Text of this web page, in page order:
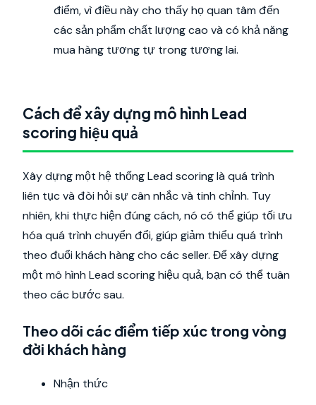
điểm, vì điều này cho thấy họ quan tâm đến
các sản phẩm chất lượng cao và có khả năng
mua hàng tương tự trong tương lai.
Cách để xây dựng mô hình Lead
scoring hiệu quả
Xây dựng một hệ thống Lead scoring là quá trình
liên tục và đòi hỏi sự cân nhắc và tinh chỉnh. Tuy
nhiên, khi thực hiện đúng cách, nó có thể giúp tối ưu
hóa quá trình chuyển đổi, giúp giảm thiểu quá trình
theo đuổi khách hàng cho các seller. Để xây dựng
một mô hình Lead scoring hiệu quả, bạn có thể tuân
theo các bước sau.
Theo dõi các điểm tiếp xúc trong vòng
đời khách hàng
Nhận thức